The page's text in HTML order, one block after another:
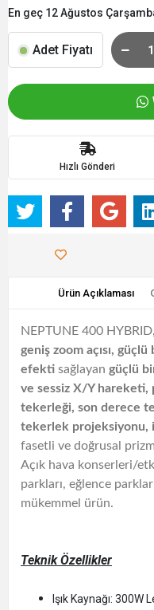
En geç 12 Ağustos
Adet Fiyatı
Hızlı Gönderi
Ürün Açıklaması
NEPTUNE 400 HYBRID,
geniş zoom açısı, güçlü
efekti sağlayan güçlü
ve sessiz X/Y
tekerleği, son derece
tekerlek projeksiyonu,
fasetli ve doğrusal
Açık hava konserleri/
parkları, eğlence
mükemmel ürün.
Teknik Özellikler
Işık Kaynağı: 300W